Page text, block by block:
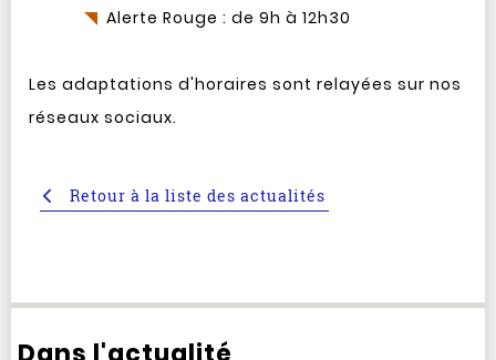
Alerte Rouge : de 9h à 12h30
Les adaptations d'horaires sont relayées sur nos
réseaux sociaux.
Retour à la liste des actualités